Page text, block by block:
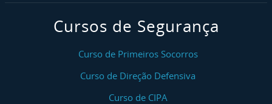
Cursos de Segurança
Curso de Primeiros Socorros
Curso de Direção Defensiva
Curso de CIPA